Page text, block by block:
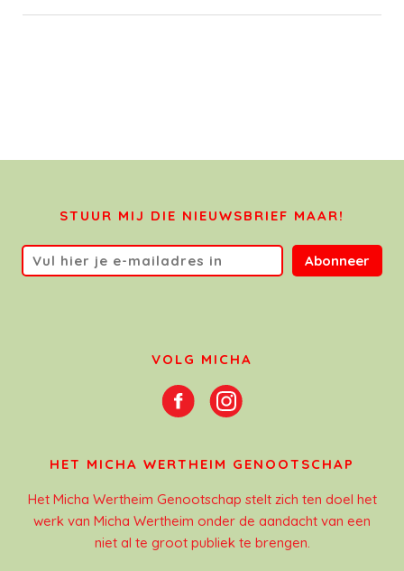
STUUR MIJ DIE NIEUWSBRIEF MAAR!
Abonneer
VOLG MICHA
HET MICHA WERTHEIM GENOOTSCHAP
Het Micha Wertheim Genootschap stelt zich ten doel het
werk van Micha Wertheim onder de aandacht van een
niet al te groot publiek te brengen.